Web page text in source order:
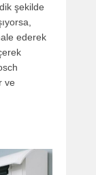
şekilde
ederek
ve